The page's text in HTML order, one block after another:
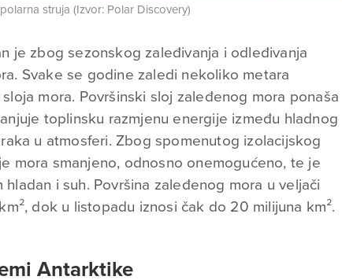
struja (Izvor: Polar Discovery)
je zbog sezonskog zaleđivanja i odleđivanja
Svake se godine zaledi nekoliko metara
mora. Površinski sloj zaleđenog mora ponaša
toplinsku razmjenu energije između hladnog
u atmosferi. Zbog spomenutog izolacijskog
mora smanjeno, odnosno onemogućeno, te je
i suh. Površina zaleđenog mora u veljači
dok u listopadu iznosi čak do 20 milijuna km².
Antarktike